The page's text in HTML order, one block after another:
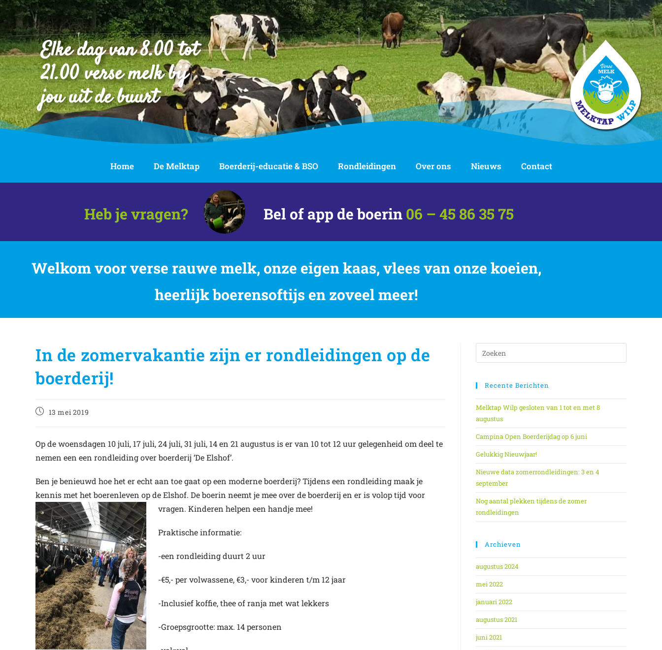
Elke dag van 8.00 tot
21.00 verse melk bij
jou uit de buurt
Home De Melktap Boerderij-educatie & BSO Rondleidingen Over ons Nieuws Contact
Heb je vragen? Bel of app de boerin 06 – 45 86 35 75
Welkom voor verse rauwe melk, onze eigen kaas, vlees van onze koeien,
heerlijk boerensoftijs en zoveel meer!
In de zomervakantie zijn er rondleidingen op de
boerderij!
13 mei 2019
Op de woensdagen 10 juli, 17 juli, 24 juli, 31 juli, 14 en 21 augustus is er van 10 tot 12 uur gelegenheid om deel te
nemen een een rondleiding over boerderij ‘De Elshof’.
Ben je benieuwd hoe het er echt aan toe gaat op een moderne boerderij? Tijdens een rondleiding maak je
kennis met het boerenleven op de Elshof. De boerin neemt je mee over de boerderij en er is volop tijd voor
vragen. Kinderen helpen een handje mee!
Praktische informatie:
-een rondleiding duurt 2 uur
-€5,- per volwassene, €3,- voor kinderen t/m 12 jaar
-Inclusief koffie, thee of ranja met wat lekkers
-Groepsgrootte: max. 14 personen
Recente Berichten
Melktap Wilp gesloten van 1 tot en met 8
augustus
Campina Open Boerderijdag op 6 juni
Gelukkig Nieuwjaar!
Nieuwe data zomerrondleidingen: 3 en 4
september
Nog aantal plekken tijdens de zomer
rondleidingen
Archieven
augustus 2024
mei 2022
januari 2022
augustus 2021
juni 2021